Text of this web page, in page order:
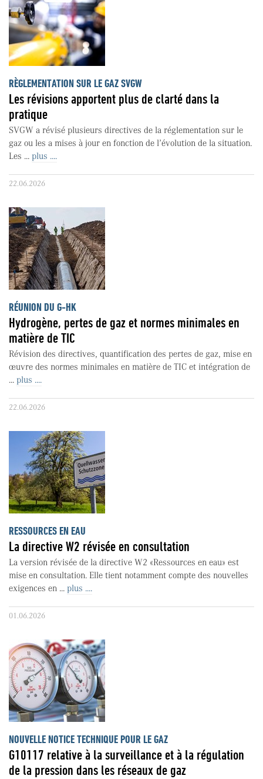
RÈGLEMENTATION SUR LE GAZ SVGW
Les révisions apportent plus de clarté dans la
pratique
SVGW a révisé plusieurs directives de la réglementation sur le
gaz ou les a mises à jour en fonction de l’évolution de la situation.
Les ... plus ....
22.06.2026
RÉUNION DU G-HK
Hydrogène, pertes de gaz et normes minimales en
matière de TIC
Révision des directives, quantification des pertes de gaz, mise en
œuvre des normes minimales en matière de TIC et intégration de
... plus ....
22.06.2026
RESSOURCES EN EAU
La directive W2 révisée en consultation
La version révisée de la directive W2 «Ressources en eau» est
mise en consultation. Elle tient notamment compte des nouvelles
exigences en ... plus ....
01.06.2026
NOUVELLE NOTICE TECHNIQUE POUR LE GAZ
G10117 relative à la surveillance et à la régulation
de la pression dans les réseaux de gaz